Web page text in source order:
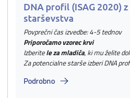
DNA profil (ISAG 2020)
starševstva
Povprečni čas izvedbe: 4-5 tednov
Priporočamo vzorec krvi
Izberitele za mladiča, ki mu želite
Za potencialne starše izberi DNA
Podrobno